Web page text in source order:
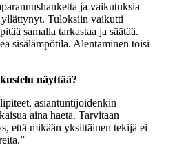
ja vaikutuksia
Tuloksiin vaikutti
samalla tarkastaa ja säätää.
sisälämpötila. Alentaminen toisi
näyttää?
asiantuntijoidenkin
aina haeta. Tarvitaan
että mikään yksittäinen tekijä ei